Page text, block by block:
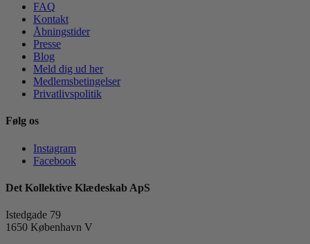
FAQ
Kontakt
Åbningstider
Presse
Blog
Meld dig ud her
Medlemsbetingelser
Privatlivspolitik
Følg os
Instagram
Facebook
Det Kollektive Klædeskab ApS
Istedgade 79
1650 København V